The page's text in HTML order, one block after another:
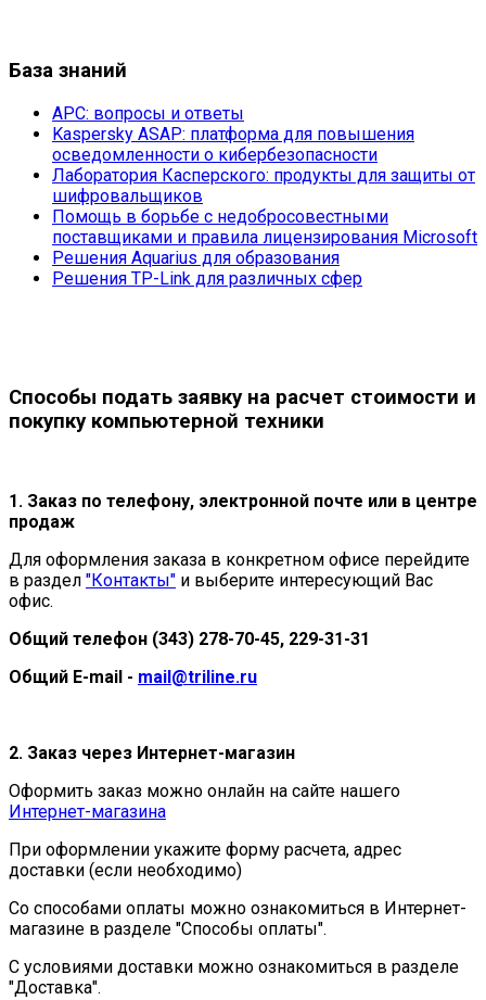
База знаний
APC: вопросы и ответы
Kaspersky ASAP: платформа для повышения
осведомленности о кибербезопасности
Лаборатория Касперского: продукты для защиты от
шифровальщиков
Помощь в борьбе с недобросовестными
поставщиками и правила лицензирования Microsoft
Решения Aquarius для образования
Решения TP-Link для различных сфер
Способы подать заявку на расчет стоимости и
покупку компьютерной техники
1. Заказ по телефону, электронной почте или в центре
продаж
Для оформления заказа в конкретном офисе перейдите
в раздел "Контакты" и выберите интересующий Вас
офис.
Общий телефон (343) 278-70-45, 229-31-31
Общий E-mail - mail@triline.ru
2. Заказ через Интернет-магазин
Оформить заказ можно онлайн на сайте нашего
Интернет-магазина
При оформлении укажите форму расчета, адрес
доставки (если необходимо)
Со способами оплаты можно ознакомиться в Интернет-
магазине в разделе "Способы оплаты".
С условиями доставки можно ознакомиться в разделе
"Доставка".